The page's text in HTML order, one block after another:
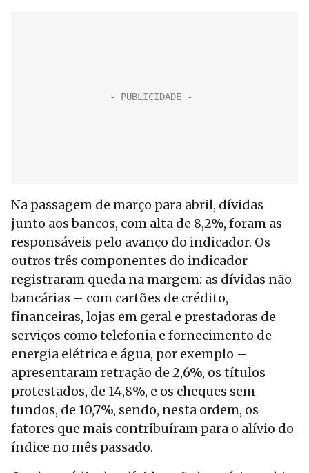
Na passagem de março para abril, dívidas
junto aos bancos, com alta de 8,2%, foram as
responsáveis pelo avanço do indicador. Os
outros três componentes do indicador
registraram queda na margem: as dívidas não
bancárias – com cartões de crédito,
financeiras, lojas em geral e prestadoras de
serviços como telefonia e fornecimento de
energia elétrica e água, por exemplo –
apresentaram retração de 2,6%, os títulos
protestados, de 14,8%, e os cheques sem
fundos, de 10,7%, sendo, nesta ordem, os
fatores que mais contribuíram para o alívio do
índice no mês passado.